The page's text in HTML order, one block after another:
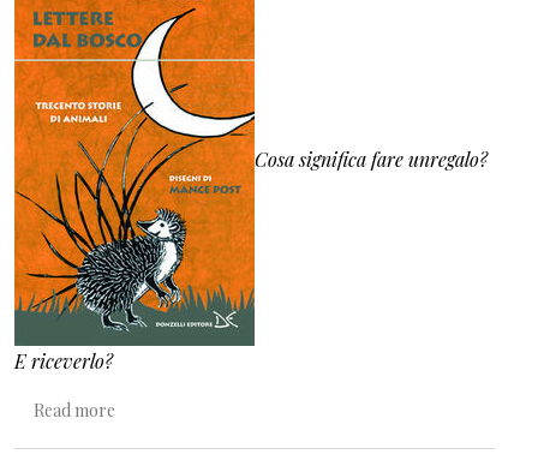
Cosa significa fare unregalo?
E riceverlo?
Read more